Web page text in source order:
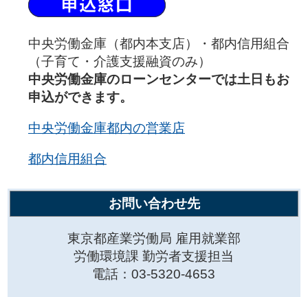
中央労働金庫（都内本支店）・都内信用組合
（子育て・介護支援融資のみ）
中央労働金庫のローンセンターでは土日もお
申込ができます。
中央労働金庫都内の営業店
都内信用組合
お問い合わせ先
東京都産業労働局 雇用就業部
労働環境課 勤労者支援担当
電話：03-5320-4653